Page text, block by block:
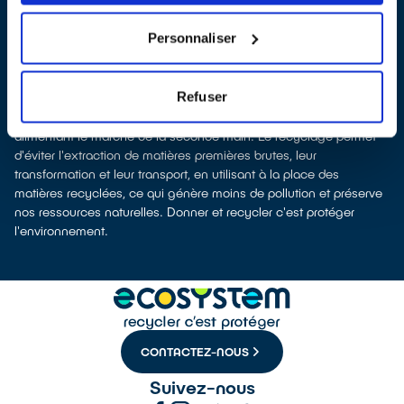
Personnaliser
Refuser
nous remettent ensuite les équipements collectés afin que nous
Recycler c’est protéger la santé, l'environnement et les
ressources naturelles
La production d’équipements électriques neufs est émettrice de
pollution et consommatrice de ressources naturelles. Donner son
appareil permet d’éviter la production de nouveaux produits en
alimentant le marché de la seconde main. Le recyclage permet
d'éviter l'extraction de matières premières brutes, leur
transformation et leur transport, en utilisant à la place des
matières recyclées, ce qui génère moins de pollution et préserve
nos ressources naturelles. Donner et recycler c'est protéger
l'environnement.
CONTACTEZ-NOUS
Suivez-nous